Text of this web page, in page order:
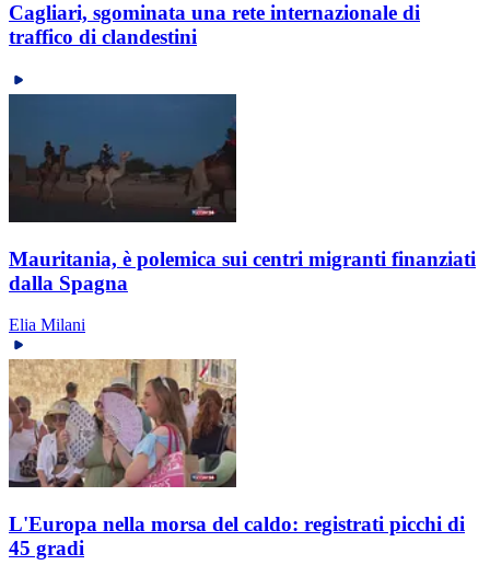
Cagliari, sgominata una rete internazionale di
traffico di clandestini
Mauritania, è polemica sui centri migranti finanziati
dalla Spagna
Elia Milani
L'Europa nella morsa del caldo: registrati picchi di
45 gradi